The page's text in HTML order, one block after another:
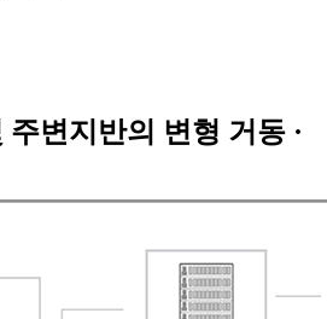
변지반의 변형 거동 ·